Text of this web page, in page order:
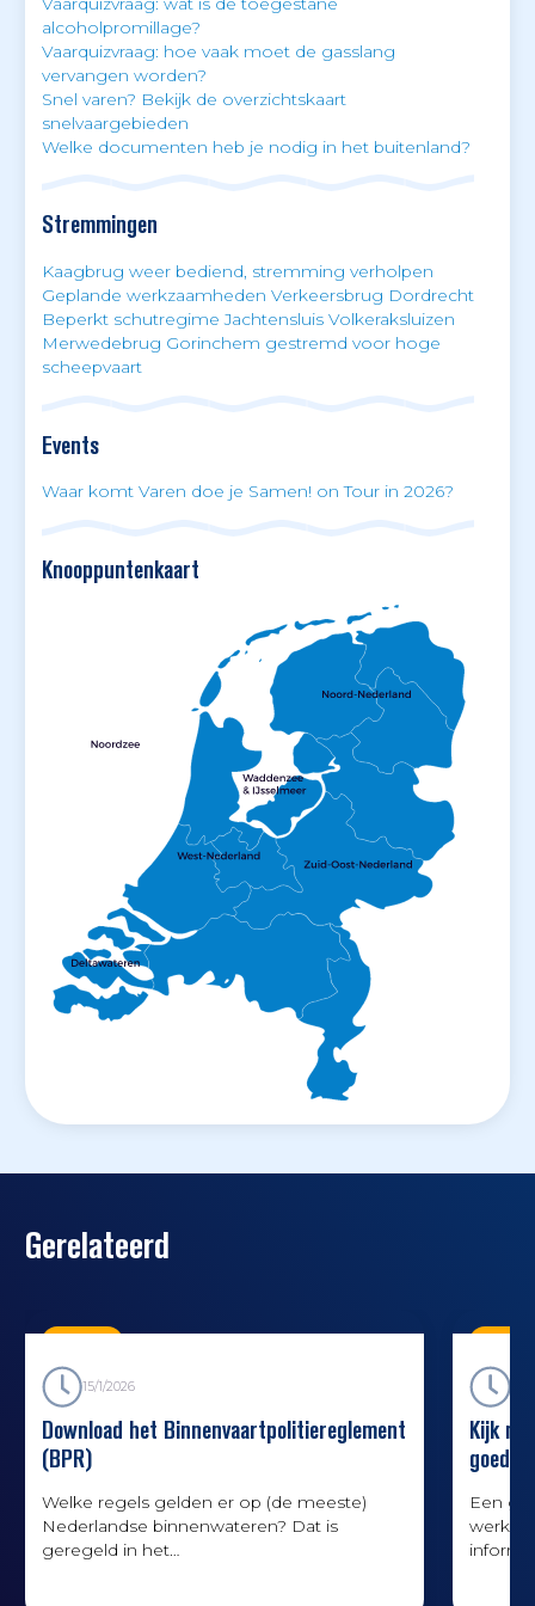
alcoholpromillage?
Vaarquizvraag: hoe vaak moet de gasslang
vervangen worden?
Snel varen? Bekijk de overzichtskaart
snelvaargebieden
Welke documenten heb je nodig in het buitenland?
Stremmingen
Kaagbrug weer bediend, stremming verholpen
Geplande werkzaamheden Verkeersbrug Dordrecht
Beperkt schutregime Jachtensluis Volkeraksluizen
Merwedebrug Gorinchem gestremd voor hoge
scheepvaart
Events
Waar komt Varen doe je Samen! on Tour in 2026?
Knooppuntenkaart
Gerelateerd
15/1/2026
Download het Binnenvaartpolitiereglement
(BPR)
Welke regels gelden er op (de meeste)
Nederlandse binnenwateren? Dat is
geregeld in het
Kijk
goede
Een
werk.